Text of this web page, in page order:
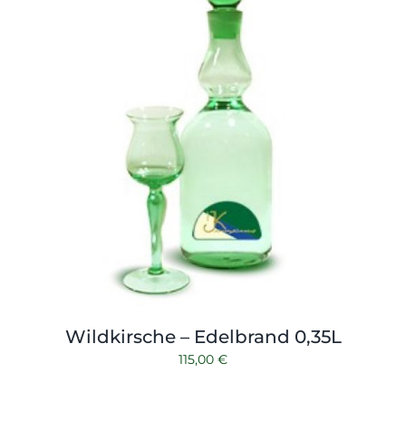
Wildkirsche – Edelbrand 0,35L
115,00 €